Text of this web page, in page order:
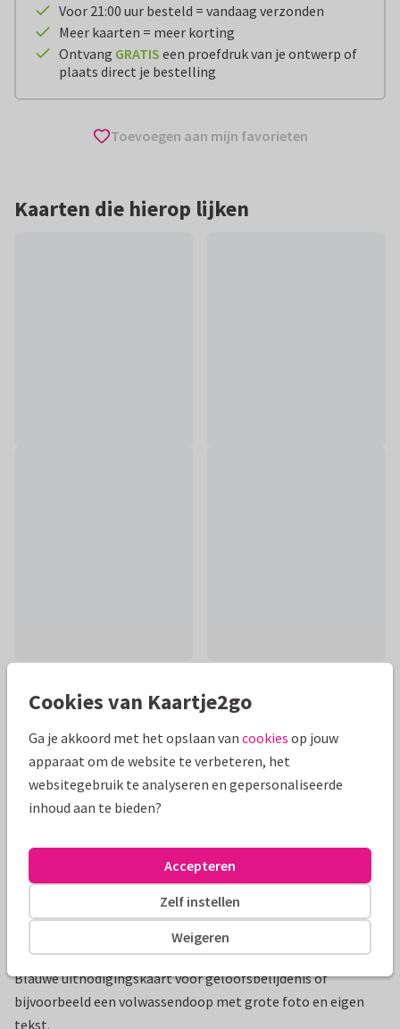
Voor 21:00 uur besteld = vandaag verzonden
Meer kaarten = meer korting
Ontvang GRATIS een proefdruk van je ontwerp of
plaats direct je bestelling
Toevoegen aan mijn favorieten
Kaarten die hierop lijken
Mooie extra's bij je kaart
Blauwe uitnodigingskaart voor geloofsbelijdenis of
bijvoorbeeld een volwassendoop met grote foto en eigen
tekst.
Cookies van Kaartje2go
Ga je akkoord met het opslaan van cookies op jouw
apparaat om de website te verbeteren, het
websitegebruik te analyseren en gepersonaliseerde
inhoud aan te bieden?
Weigeren
Zelf instellen
Accepteren